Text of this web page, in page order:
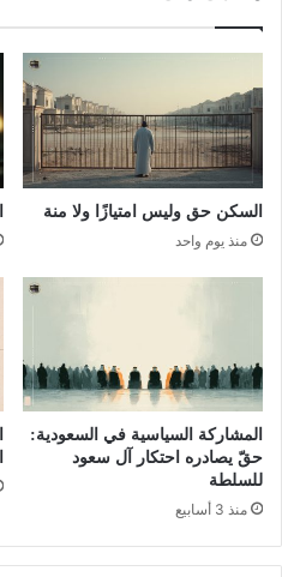
السكن حق وليس امتيازًا ولا منة
منذ يوم واحد
المشاركة السياسية في السعودية:
حقّ يصادره احتكار آل سعود
للسلطة
منذ 3 أسابيع